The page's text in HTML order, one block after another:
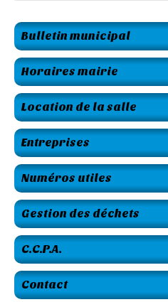
Bulletin municipal
Horaires mairie
Location de la salle
Entreprises
Numéros utiles
Gestion des déchets
C.C.P.A.
Contact